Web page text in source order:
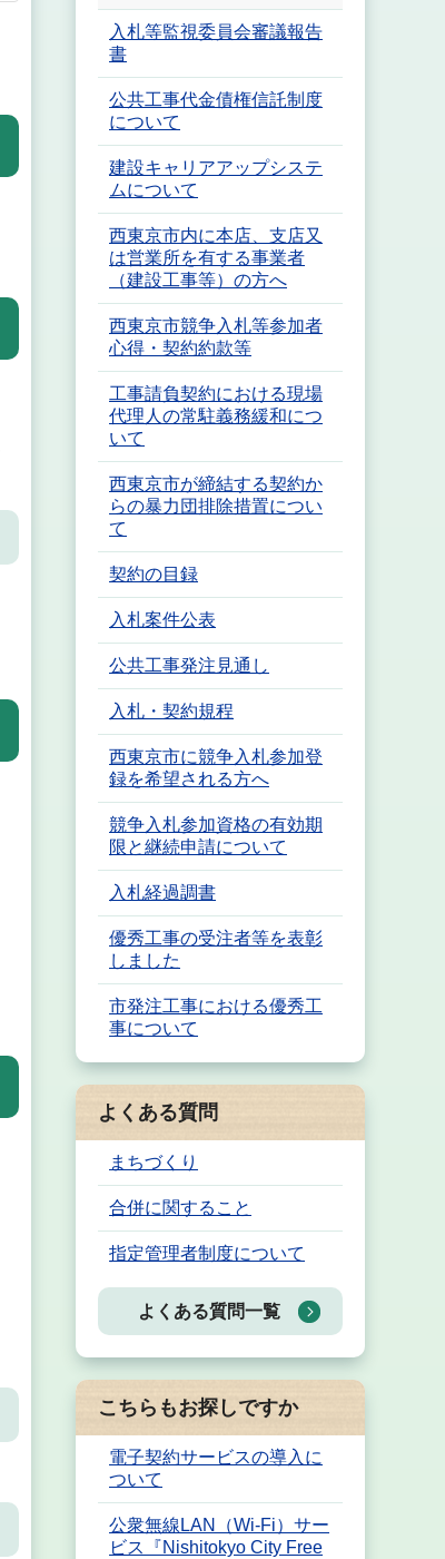
入札等監視委員会審議報告
書
公共工事代金債権信託制度
について
建設キャリアアップシステ
ムについて
西東京市内に本店、支店又
は営業所を有する事業者
（建設工事等）の方へ
西東京市競争入札等参加者
心得・契約約款等
工事請負契約における現場
代理人の常駐義務緩和につ
いて
西東京市が締結する契約か
らの暴力団排除措置につい
て
契約の目録
入札案件公表
公共工事発注見通し
入札・契約規程
西東京市に競争入札参加登
録を希望される方へ
競争入札参加資格の有効期
限と継続申請について
入札経過調書
優秀工事の受注者等を表彰
しました
市発注工事における優秀工
事について
よくある質問
まちづくり
合併に関すること
指定管理者制度について
よくある質問一覧
こちらもお探しですか
電子契約サービスの導入に
ついて
公衆無線LAN（Wi-Fi）サー
ビス『Nishitokyo City Free